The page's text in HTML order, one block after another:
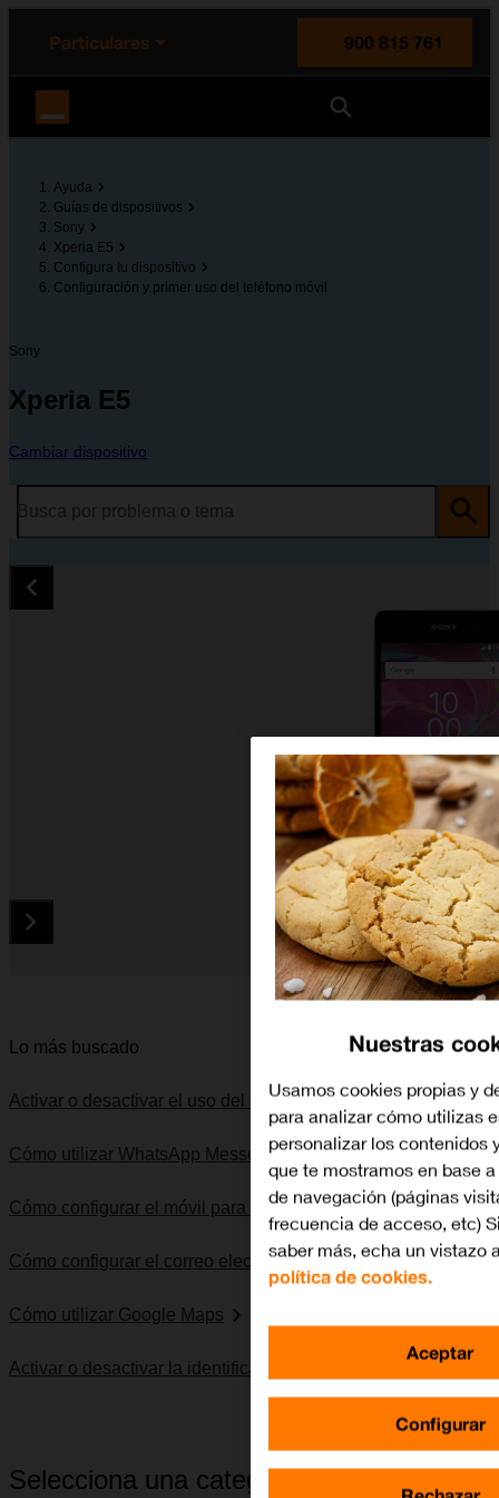
principal
la página
Particulares
900 815 761
Ayuda
Guías de dispositivos
Sony
Xperia E5
Configura tu dispositivo
Configuración y primer uso del teléfono móvil
Sony
Xperia E5
Cambiar dispositivo
Diapositiva 1 de 5. Sony Xperia E5 - Black - imagen 1
Lo más buscado
Activar o desactivar el uso del código PIN
Cómo utilizar WhatsApp Messenger
Cómo configurar el móvil para SMS
Cómo configurar el correo electrónico POP3
Cómo utilizar Google Maps
Activar o desactivar la identificación de llamadas
Selecciona una categoría
Nuestras
Usamos cookies propias y
para analizar cómo utilizas
personalizar los contenidos
que te mostramos en base
de navegación (páginas
frecuencia de acceso, etc)
saber más, echa un vistazo
política de cookies.
Configurar
Aceptar